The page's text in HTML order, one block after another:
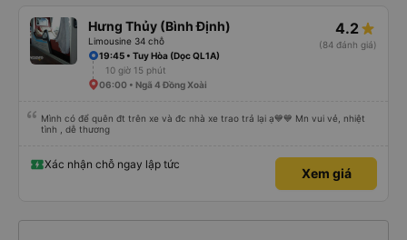
Hưng Thủy (Bình Định)
Limousine 34 chỗ
4.2
(84 đánh giá)
19:45 • Tuy Hòa (Dọc QL1A)
10 giờ 15 phút
06:00 • Ngã 4 Đồng Xoài
Mình có để quên đt trên xe và đc nhà xe trao trả lại ạ💙💙 Mn vui vẻ, nhiệt
tình , dễ thương
Xác nhận chỗ ngay lập tức
Xem giá